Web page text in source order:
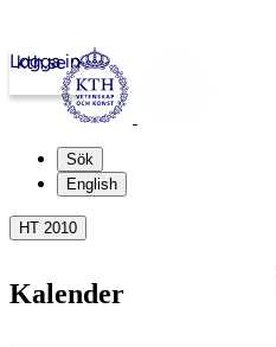
kth.se
Logga in
Sök
English
HT 2010
Kalender